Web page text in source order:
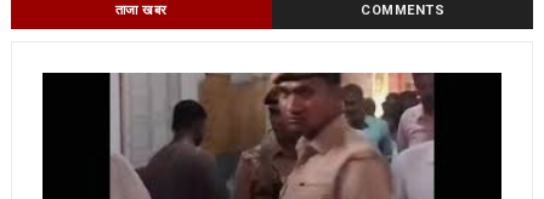
ताजा खबर COMMENTS